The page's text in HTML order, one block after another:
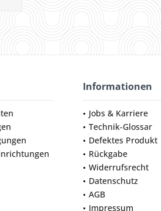
Informationen
Jobs & Karriere
Technik-Glossar
Defektes Produkt
Rückgabe
Widerrufsrecht
Datenschutz
AGB
Impressum